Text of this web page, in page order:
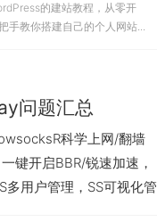
的建站教程，从零开
手教你搭建自己的个人网站...
问题汇总
科学上网/翻墙
键开启BBR/锐速加速，
多用户管理，SS可视化管